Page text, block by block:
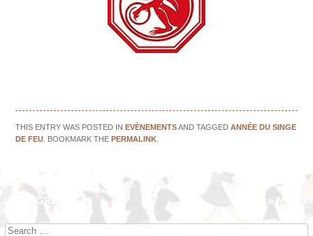
THIS ENTRY WAS POSTED INEVÈNEMENTSAND TAGGEDANNÉE DU SINGE
DE FEU . BOOKMARK THEPERMALINK
Post navigation
← Le TIGRE Le MIEL
Search